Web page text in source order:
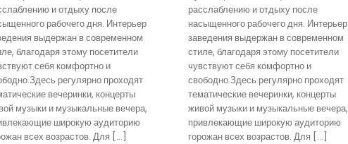
и отдыху после
рабочего дня. Интерьер
выдержан в современном
благодаря этому посетители
себя комфортно и
регулярно проходят
вечеринки, концерты
музыки и музыкальные вечера,
широкую аудиторию
всех возрастов. Для […]
расслаблению и отдыху после
насыщенного рабочего дня. Интерьер
заведения выдержан в современном
стиле, благодаря этому посетители
чувствуют себя комфортно и
свободно.Здесь регулярно проходят
тематические вечеринки, концерты
живой музыки и музыкальные вечера,
привлекающие широкую аудиторию
горожан всех возрастов. Для […]